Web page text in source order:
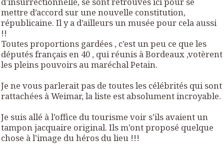
mettre d’accord sur une nouvelle constitution,
républicaine. Il y a d’ailleurs un musée pour cela aussi
!!
Toutes proportions gardées , c’est un peu ce que les
députés français en 40 , qui réunis à Bordeaux ,votèrent
les pleins pouvoirs au maréchal Petain.
Je ne vous parlerait pas de toutes les célébrités qui sont
rattachées à Weimar, la liste est absolument incroyable.
Je suis allé à l’office du tourisme voir s’ils avaient un
tampon jacquaire original. Ils m’ont proposé quelque
chose à l’image du héros du lieu !!!